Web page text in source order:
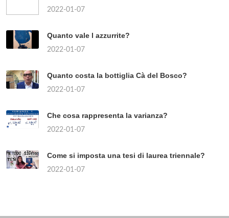
2022-01-07
Quanto vale l azzurrite?
2022-01-07
Quanto costa la bottiglia Cà del Bosco?
2022-01-07
Che cosa rappresenta la varianza?
2022-01-07
Come si imposta una tesi di laurea triennale?
2022-01-07